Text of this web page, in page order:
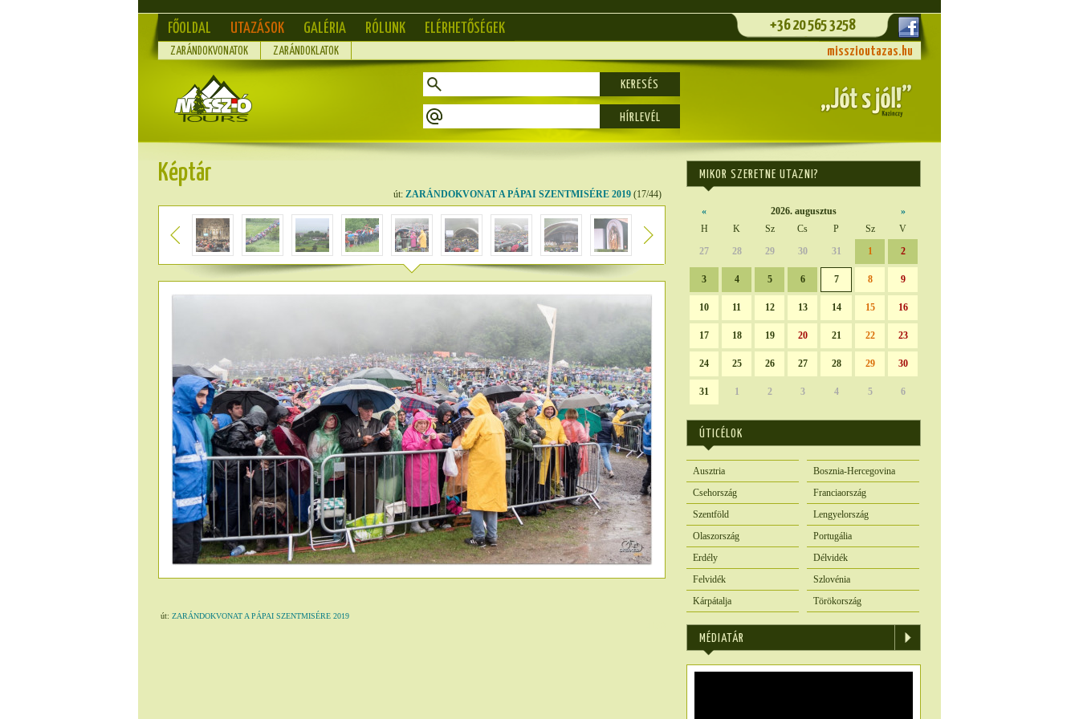
FŐOLDAL UTAZÁSOK GALÉRIA RÓLUNK ELÉRHETŐSÉGEK +36 20 565 3258
ZARÁNDOKVONATOK ZARÁNDOKLATOK misszioutazas.hu
KERESÉS
Képtár
út: ZARÁNDOKVONAT A PÁPAI SZENTMISÉRE 2019 (17/44)
út: ZARÁNDOKVONAT A PÁPAI SZENTMISÉRE 2019
MIKOR SZERETNE UTAZNI?
« 2026. augusztus
»
H
K Sz Cs P Sz
V
27
28 29 30 31 1 2
3 4 5 6 7 8 9
10 11 12 13 14 15 16
17 18 19 20 21 22 23
24 25 26 27 28 29 30
31 1 2 3 4 5 6
ÚTICÉLOK
Ausztria
Bosznia-Hercegovina
Csehország
Franciaország
Szentföld
Lengyelország
Olaszország
Portugália
Erdély
Délvidék
Felvidék
Szlovénia
Kárpátalja
Törökország
MÉDIATÁR